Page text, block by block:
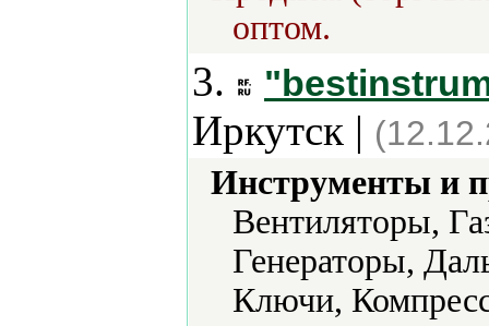
оптом.
3.
Иркутск |
Инструменты и
Вентиляторы,
Генераторы,
Ключи,